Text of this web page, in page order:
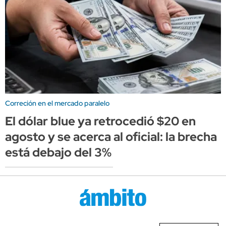
Correción en el mercado paralelo
El dólar blue ya retrocedió $20 en
agosto y se acerca al oficial: la brecha
está debajo del 3%